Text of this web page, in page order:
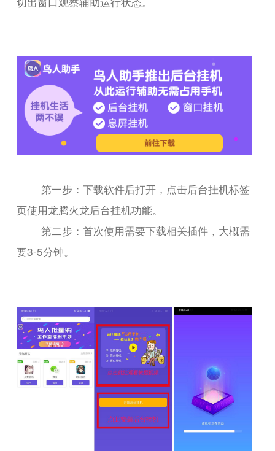
第一步：下载软件后打开，点击后台挂机标签
页使用龙腾火龙后台挂机功能。
第二步：首次使用需要下载相关插件，大概需
要3-5分钟。